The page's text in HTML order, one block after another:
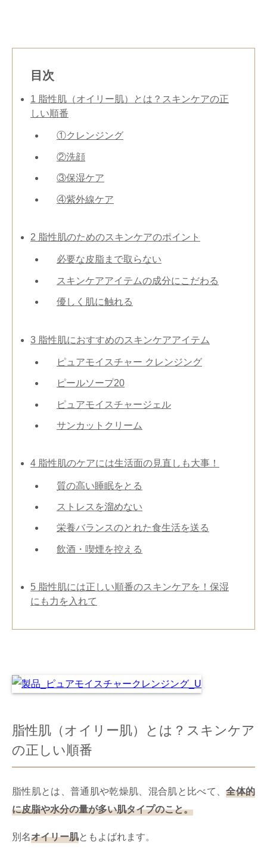
目次
1 脂性肌（オイリー肌）とは？スキンケアの正
しい順番
①クレンジング
②洗顔
③保湿ケア
④紫外線ケア
2 脂性肌のためのスキンケアのポイント
必要な皮脂まで取らない
スキンケアアイテムの成分にこだわる
優しく肌に触れる
3 脂性肌におすすめのスキンケアアイテム
ピュアモイスチャー クレンジング
ピールソープ20
ピュアモイスチャージェル
サンカットクリーム
4 脂性肌のケアには生活面の見直しも大事！
質の高い睡眠をとる
ストレスを溜めない
栄養バランスのとれた食生活を送る
飲酒・喫煙を控える
5 脂性肌には正しい順番のスキンケアを！保湿
にも力を入れて
脂性肌（オイリー肌）とは？スキンケア
の正しい順番
脂性肌とは、普通肌や乾燥肌、混合肌と比べて、全体的
に皮脂や水分の量が多い肌タイプのこと。
別名オイリー肌ともよばれます。